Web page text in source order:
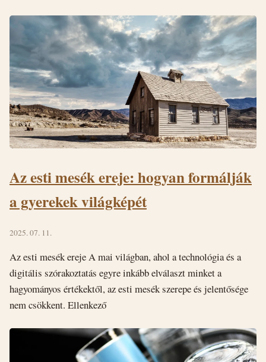
Az esti mesék ereje: hogyan formálják
a gyerekek világképét
2025. 07. 11.
Az esti mesék ereje A mai világban, ahol a technológia és a
digitális szórakoztatás egyre inkább elválaszt minket a
hagyományos értékektől, az esti mesék szerepe és jelentősége
nem csökkent. Ellenkező